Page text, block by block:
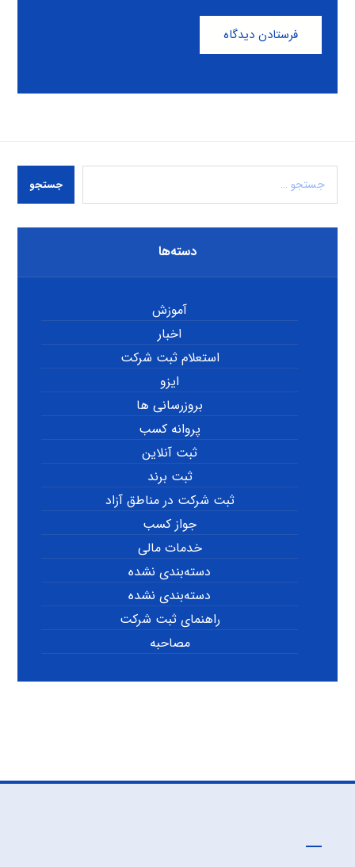
فرستادن دیدگاه
جستجو
دسته‌ها
آموزش
اخبار
استعلام ثبت شرکت
ایزو
بروزرسانی ها
پروانه کسب
ثبت آنلاین
ثبت برند
ثبت شرکت در مناطق آزاد
جواز کسب
خدمات مالی
دسته‌بندی نشده
دسته‌بندی نشده
راهنمای ثبت شرکت
مصاحبه